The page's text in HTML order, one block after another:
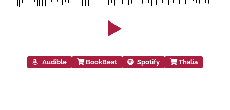
Audible BookBeat Spotify Thalia